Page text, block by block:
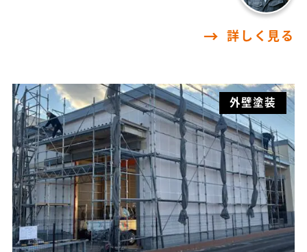
詳しく見る
外壁塗装